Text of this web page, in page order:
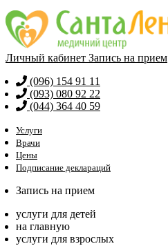
Личный кабинет Запись на прием
(096) 154 91 11
(093) 080 92 22
(044) 364 40 59
Услуги
Врачи
Цены
Подписание деклараций
Запись на прием
услуги для детей
на главную
услуги для взрослых